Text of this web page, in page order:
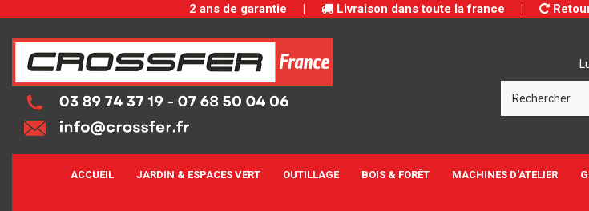
2 ans de garantie | Livraison dans toute la france |
ACCUEIL JARDIN & ESPACES VERT OUTILLAGE BOIS & FORÊT MACHINES D'ATELIER